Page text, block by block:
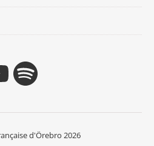
d'Örebro 2026